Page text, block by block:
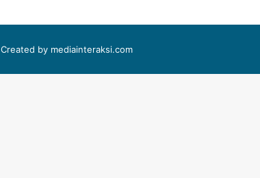
Created by mediainteraksi.com